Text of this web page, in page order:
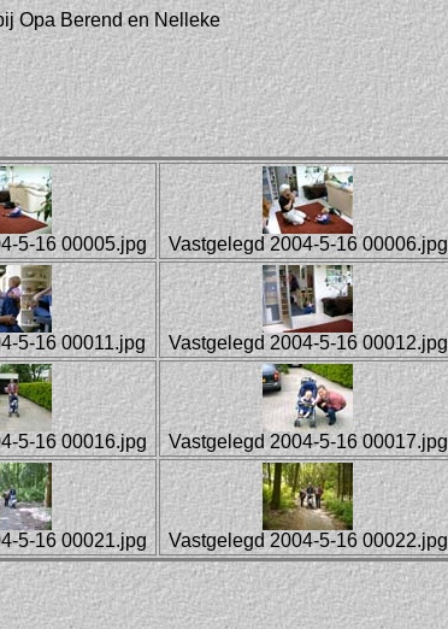
Opa Berend en Nelleke
5-16 00005.jpg Vastgelegd 2004-5-16 00006.jpg
5-16 00011.jpg Vastgelegd 2004-5-16 00012.jpg
5-16 00016.jpg Vastgelegd 2004-5-16 00017.jpg
5-16 00021.jpg Vastgelegd 2004-5-16 00022.jpg